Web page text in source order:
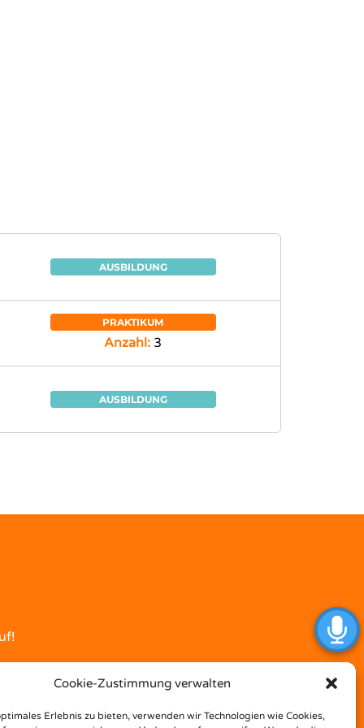
Cookie-Zustimmung verwalten
Erlebnis zu bieten, verwenden wir Technologien wie Cookies,
AUSBILDUNG
PRAKTIKUM
Anzahl: 3
AUSBILDUNG